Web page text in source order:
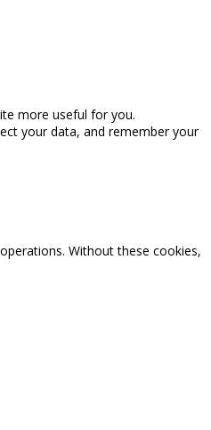
more useful for you.
your data, and remember your
Without these cookies,